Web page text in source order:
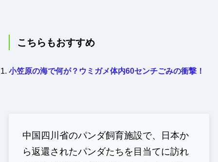
こちらもおすすめ
小笠原の海で何が？ウミガメ体内60センチごみの衝撃！
中国四川省のパンダ飼育施設で、日本か
ら返還されたパンダたちを目当てに訪れ